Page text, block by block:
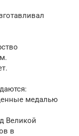
медалью
Великой
в